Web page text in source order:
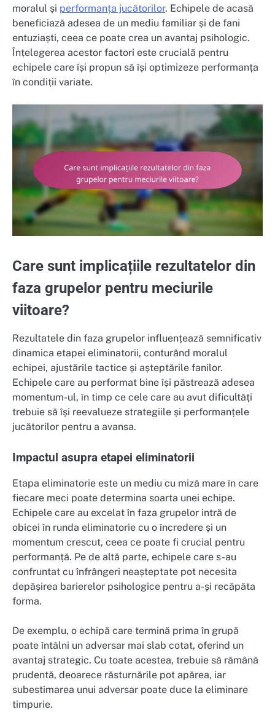
moralul și performanța jucătorilor. Echipele de acasă
beneficiază adesea de un mediu familiar și de fani
entuziaști, ceea ce poate crea un avantaj psihologic.
Înțelegerea acestor factori este crucială pentru
echipele care își propun să își optimizeze performanța
în condiții variate.
Care sunt implicațiile rezultatelor din
faza grupelor pentru meciurile
viitoare?
Rezultatele din faza grupelor influențează semnificativ
dinamica etapei eliminatorii, conturând moralul
echipei, ajustările tactice și așteptările fanilor.
Echipele care au performat bine își păstrează adesea
momentum-ul, în timp ce cele care au avut dificultăți
trebuie să își reevalueze strategiile și performanțele
jucătorilor pentru a avansa.
Impactul asupra etapei eliminatorii
Etapa eliminatorie este un mediu cu miză mare în care
fiecare meci poate determina soarta unei echipe.
Echipele care au excelat în faza grupelor intră de
obicei în runda eliminatorie cu o încredere și un
momentum crescut, ceea ce poate fi crucial pentru
performanță. Pe de altă parte, echipele care s-au
confruntat cu înfrângeri neașteptate pot necesita
depășirea barierelor psihologice pentru a-și recăpăta
forma.
De exemplu, o echipă care termină prima în grupă
poate întâlni un adversar mai slab cotat, oferind un
avantaj strategic. Cu toate acestea, trebuie să rămână
prudentă, deoarece răsturnările pot apărea, iar
subestimarea unui adversar poate duce la eliminare
timpurie.